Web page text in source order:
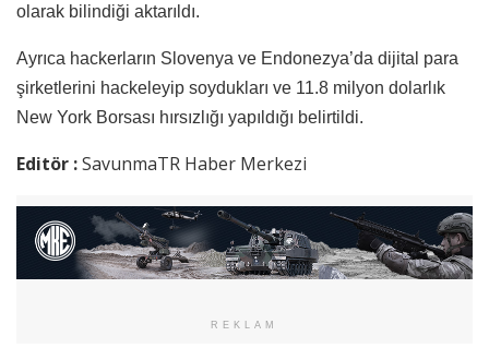
olarak bilindiği aktarıldı.
Ayrıca hackerların Slovenya ve Endonezya’da dijital para
şirketlerini hackeleyip soydukları ve 11.8 milyon dolarlık
New York Borsası hırsızlığı yapıldığı belirtildi.
Editör :SavunmaTR Haber Merkezi
REKLAM